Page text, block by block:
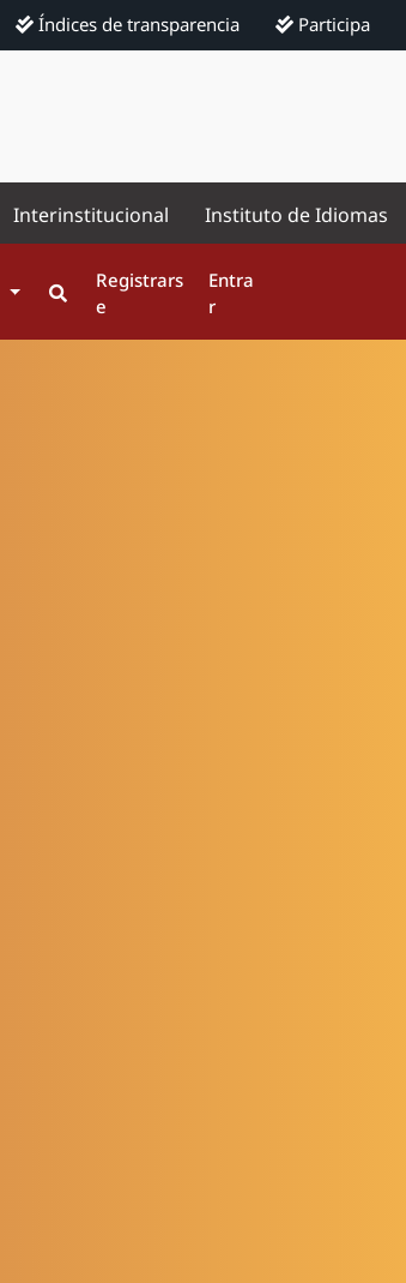
Índices de transparencia Participa
Interinstitucional Instituto de Idiomas
Registrars
e
Entra
r